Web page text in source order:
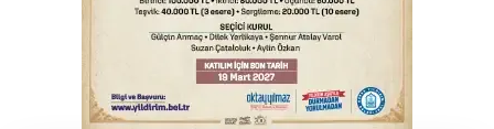
Bursa'da alkollü sürücü mahalleyi savaş
alanına çevirdi
Osmangazi’de kaldırım işgaline geçit yok